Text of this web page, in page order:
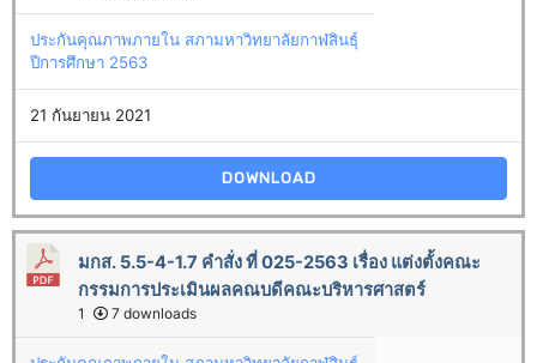
ประกันคุณภาพภายใน สภามหาวิทยาลัยกาฬสินธุ์
ปีการศึกษา 2563
21 กันยายน 2021
DOWNLOAD
มกส. 5.5-4-1.7 คำสั่ง ที่ 025-2563 เรื่อง แต่งตั้งคณะ
กรรมการประเมินผลคณบดีคณะบริหารศาสตร์
1 7 downloads